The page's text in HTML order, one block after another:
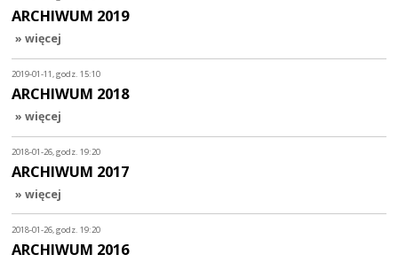
ARCHIWUM 2019
» więcej
2019-01-11, godz. 15:10
ARCHIWUM 2018
» więcej
2018-01-26, godz. 19:20
ARCHIWUM 2017
» więcej
2018-01-26, godz. 19:20
ARCHIWUM 2016